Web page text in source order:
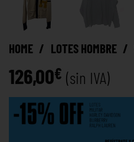
HOME / LOTES HOMBRE /
126,00€ (sin IVA)